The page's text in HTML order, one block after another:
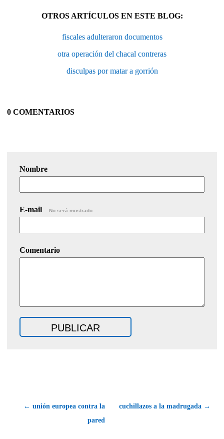
OTROS ARTÍCULOS EN ESTE BLOG:
fiscales adulteraron documentos
otra operación del chacal contreras
disculpas por matar a gorrión
0 COMENTARIOS
Nombre
E-mail No será mostrado.
Comentario
← unión europea contra la
pared
cuchillazos a la madrugada →